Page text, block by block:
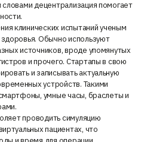
децентрализация помогает
клинических испытаний ученым
Обычно используют
источников, вроде упомянутых
и прочего. Стартапы в свою
и записывать актуальную
устройств. Такими
умные часы, браслеты и
проводить симуляцию
пациентах, что